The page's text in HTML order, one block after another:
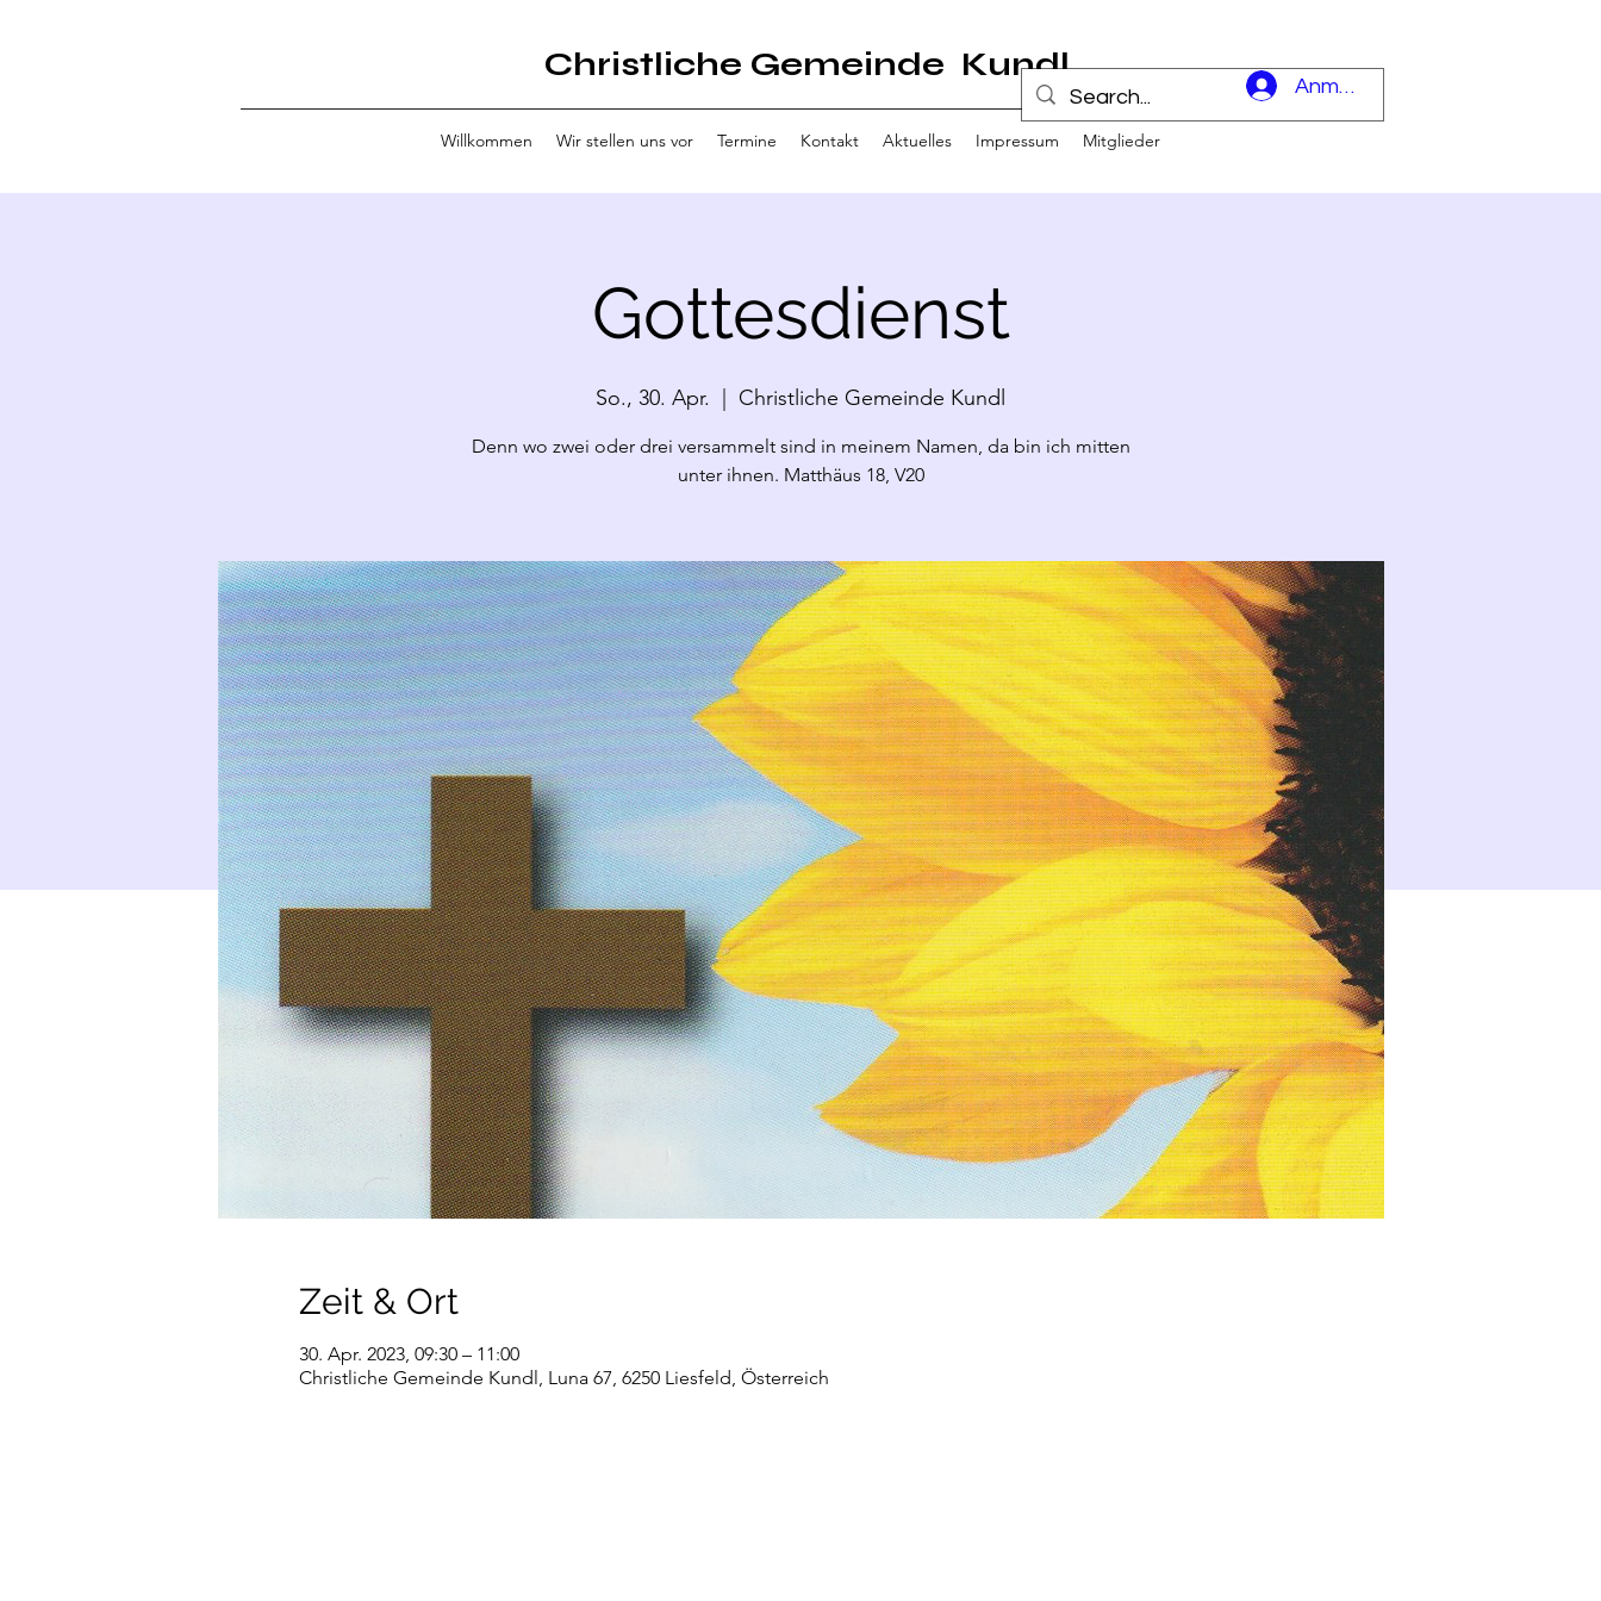
Christliche Gemeinde Kundl
Anmelden
Willkommen Wir stellen uns vor Termine Kontakt Aktuelles Impressum Mitglieder
Gottesdienst
So., 30. Apr. Christliche Gemeinde Kundl
Denn wo zwei oder drei versammelt sind in meinem Namen, da bin ich mitten
unter ihnen. Matthäus 18, V20
Zeit & Ort
30. Apr. 2023, 09:30 – 11:00
Christliche Gemeinde Kundl, Luna 67, 6250 Liesfeld, Österreich